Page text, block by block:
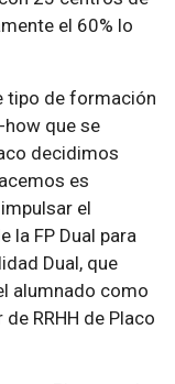
el 60% lo
tipo de formación
que se
decidimos
es
el
la FP Dual para
Dual, que
alumnado como
RRHH de Placo